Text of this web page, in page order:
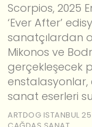
Scorpios, 2025
‘Ever After’
sanatçılardan
Mikonos ve
gerçekleşecek
enstalasyonlar,
sanat eserleri
ARTDOG ISTANBUL